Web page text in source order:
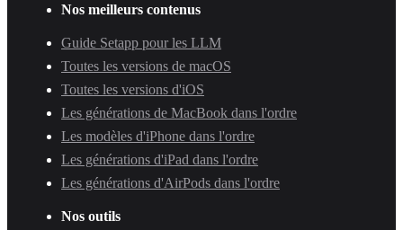
Nos meilleurs contenus
Guide Setapp pour les LLM
Toutes les versions de macOS
Toutes les versions d'iOS
Les générations de MacBook dans l'ordre
Les modèles d'iPhone dans l'ordre
Les générations d'iPad dans l'ordre
Les générations d'AirPods dans l'ordre
Nos outils